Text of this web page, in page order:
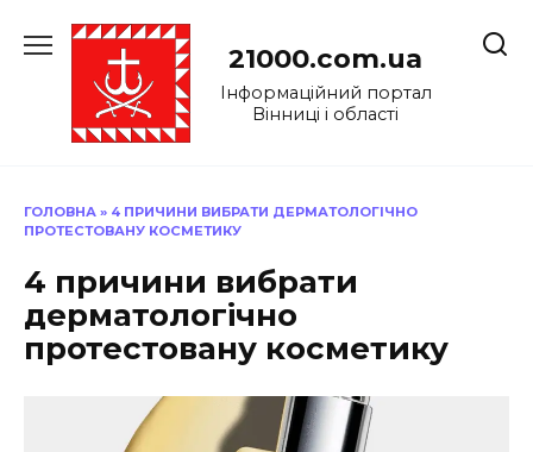
до
21000.com.ua
Інформаційний портал
Вінниці і області
ГОЛОВНА » 4 ПРИЧИНИ ВИБРАТИ ДЕРМАТОЛОГІЧНО
ПРОТЕСТОВАНУ КОСМЕТИКУ
4 причини вибрати
дерматологічно
протестовану косметику